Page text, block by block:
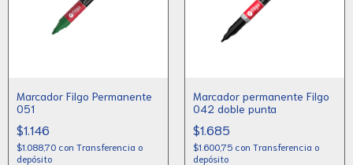
Marcador Filgo Permanente
051
$1.146
$1.088,70 con Transferencia o
depósito
Marcador permanente Filgo
042 doble punta
$1.685
$1.600,75 con Transferencia o
depósito